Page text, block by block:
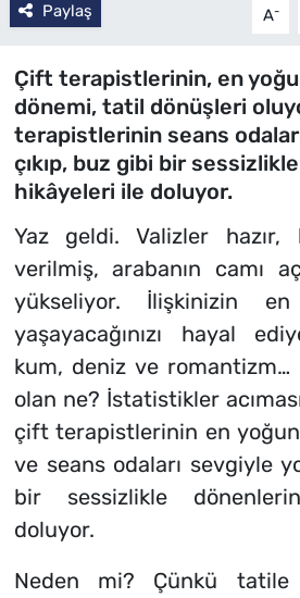
Paylaş A-
Çift terapistlerinin, en
dönemi, tatil dönüşleri
terapistlerinin seans
çıkıp, buz gibi bir
hikâyeleri ile doluyor.
Yaz geldi. Valizler hazır,
verilmiş, arabanın camı
yükseliyor. İlişkinizin en
yaşayacağınızı hayal
kum, deniz ve
olan ne? İstatistikler
çift terapistlerinin en
ve seans odaları sevgiyle
bir sessizlikle
doluyor.
Neden mi? Çünkü tatile